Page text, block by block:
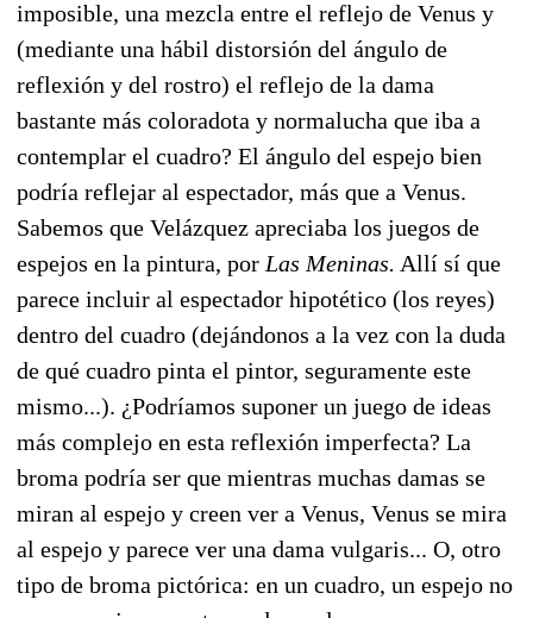
imposible, una mezcla entre el reflejo de Venus y
(mediante una hábil distorsión del ángulo de
reflexión y del rostro) el reflejo de la dama
bastante más coloradota y normalucha que iba a
contemplar el cuadro? El ángulo del espejo bien
podría reflejar al espectador, más que a Venus.
Sabemos que Velázquez apreciaba los juegos de
espejos en la pintura, por Las Meninas. Allí sí que
parece incluir al espectador hipotético (los reyes)
dentro del cuadro (dejándonos a la vez con la duda
de qué cuadro pinta el pintor, seguramente este
mismo...). ¿Podríamos suponer un juego de ideas
más complejo en esta reflexión imperfecta? La
broma podría ser que mientras muchas damas se
miran al espejo y creen ver a Venus, Venus se mira
al espejo y parece ver una dama vulgaris... O, otro
tipo de broma pictórica: en un cuadro, un espejo no